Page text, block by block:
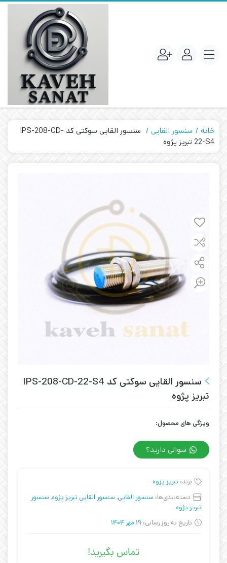
خانه سنسور القایی
سنسور القایی سوکتی کد IPS-208-CD-
22-S4 تبریز پژوه
سنسور القایی سوکتی کد IPS-208-CD-22-S4
تبریز پژوه
ویژگی های محصول:
سوالی دارید؟
برند: تبریز پزوه
دسته‌بندی‌ها: سنسور القایی, سنسور القایی تبریز پژوه, سنسور
تبریز پژوه
تاریخ به روز رسانی: 19 مهر 1404
تماس بگیرید!